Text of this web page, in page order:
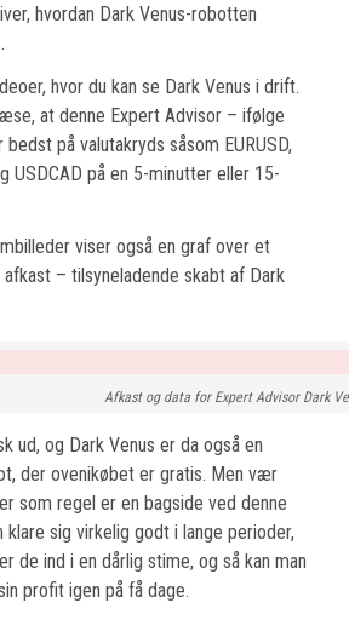
hvordan Dark Venus-robotten
hvor du kan se Dark Venus i drift.
at denne Expert Advisor – ifølge
på valutakryds såsom EURUSD,
USDCAD på en 5-minutter eller 15-
viser også en graf over et
– tilsyneladende skabt af Dark
Afkast og data for Expert Advisor Dark
ud, og Dark Venus er da også en
der ovenikøbet er gratis. Men vær
som regel er en bagside ved denne
sig virkelig godt i lange perioder,
de ind i en dårlig stime, og så kan man
profit igen på få dage.